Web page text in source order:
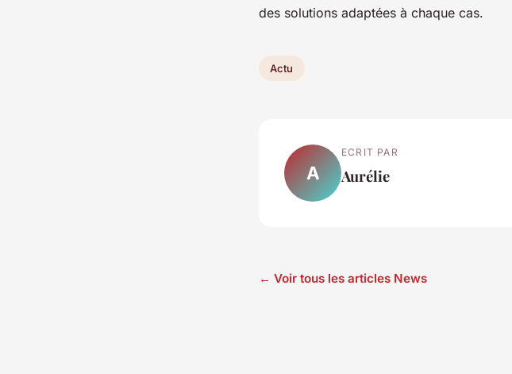
des solutions adaptées à chaque cas.
Actu
A
ECRIT PAR
Aurélie
← Voir tous les articles News